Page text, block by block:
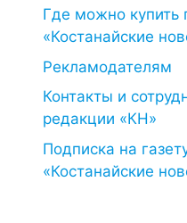
Где можно купить
«Костанайские
Рекламодателям
Контакты и
редакции «КН»
Подписка на
«Костанайские